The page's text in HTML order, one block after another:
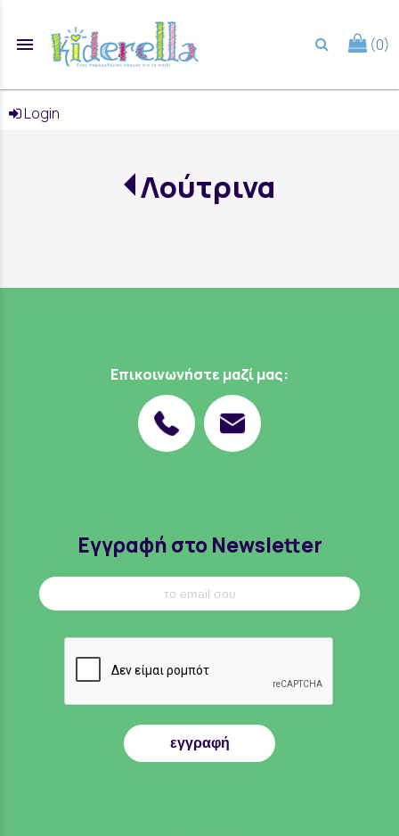
menu (0)
Login
Λούτρινα
Επικοινωνήστε μαζί μας:
Εγγραφή στο Newsletter
εγγραφή